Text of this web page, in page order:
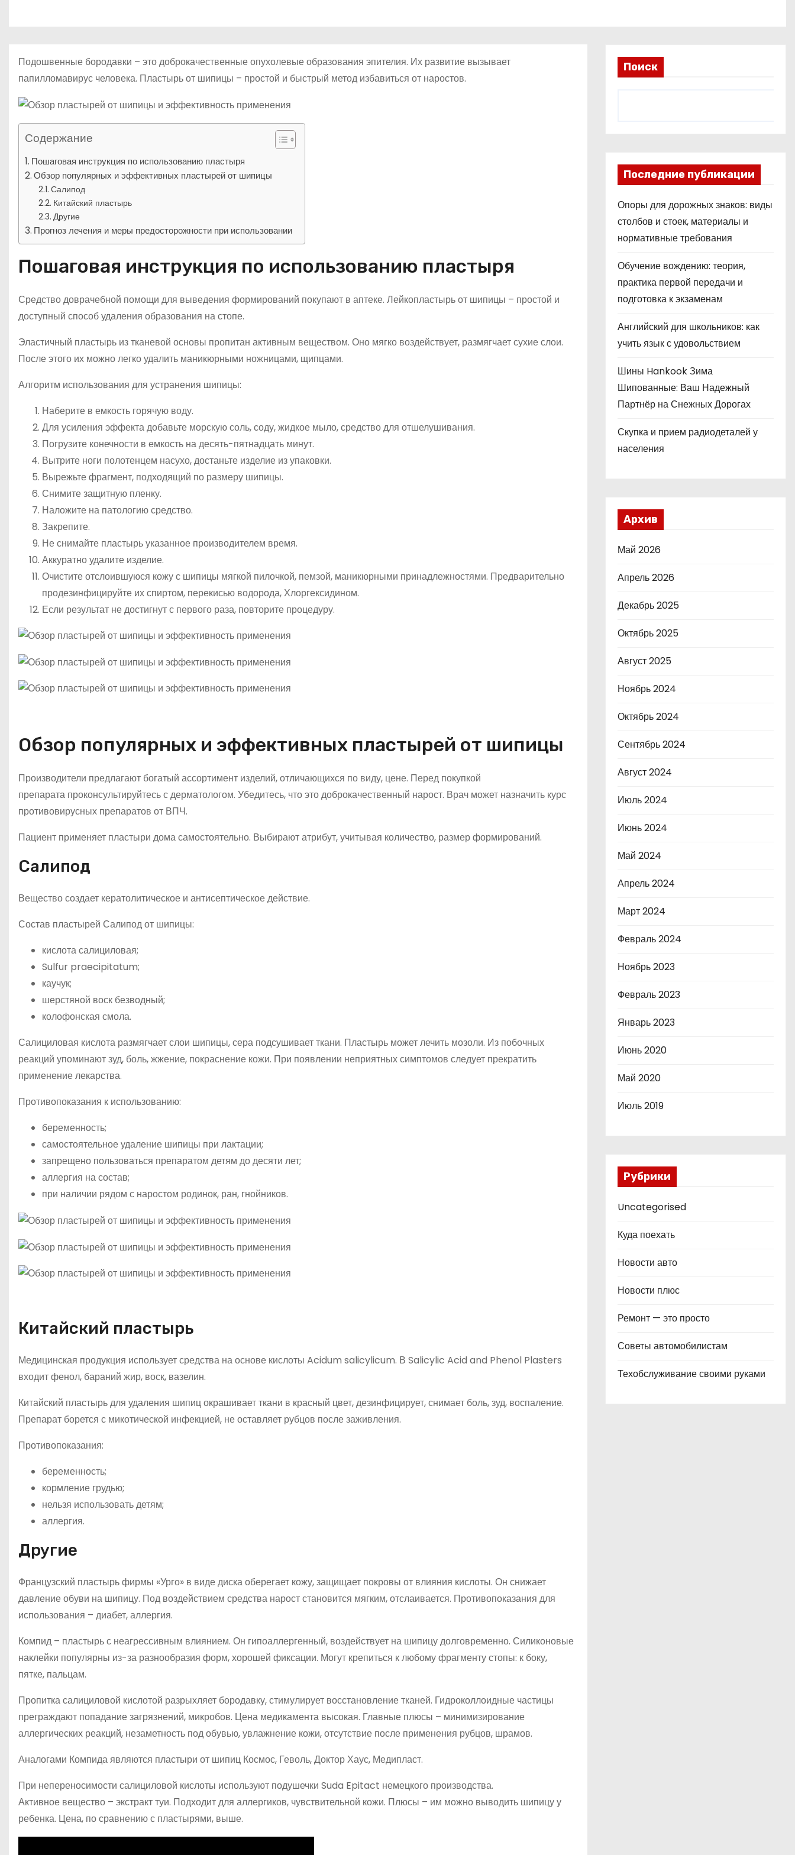
Подошвенные бородавки – это доброкачественные опухолевые образования эпителия. Их развитие вызывает
папилломавирус человека. Пластырь от шипицы – простой и быстрый метод избавиться от наростов.
Содержание
Пошаговая инструкция по использованию пластыря
Обзор популярных и эффективных пластырей от шипицы
Салипод
Китайский пластырь
Другие
Прогноз лечения и меры предосторожности при использовании
Пошаговая инструкция по использованию пластыря
Средство доврачебной помощи для выведения формирований покупают в аптеке. Лейкопластырь от шипицы – простой и
доступный способ удаления образования на стопе.
Эластичный пластырь из тканевой основы пропитан активным веществом. Оно мягко воздействует, размягчает сухие слои.
После этого их можно легко удалить маникюрными ножницами, щипцами.
Алгоритм использования для устранения шипицы:
Наберите в емкость горячую воду.
Для усиления эффекта добавьте морскую соль, соду, жидкое мыло, средство для отшелушивания.
Погрузите конечности в емкость на десять-пятнадцать минут.
Вытрите ноги полотенцем насухо, достаньте изделие из упаковки.
Вырежьте фрагмент, подходящий по размеру шипицы.
Снимите защитную пленку.
Наложите на патологию средство.
Закрепите.
Не снимайте пластырь указанное производителем время.
Аккуратно удалите изделие.
Очистите отслоившуюся кожу с шипицы мягкой пилочкой, пемзой, маникюрными принадлежностями. Предварительно
продезинфицируйте их спиртом, перекисью водорода, Хлоргексидином.
Если результат не достигнут с первого раза, повторите процедуру.
Обзор популярных и эффективных пластырей от шипицы
Производители предлагают богатый ассортимент изделий, отличающихся по виду, цене. Перед покупкой
препарата проконсультируйтесь с дерматологом. Убедитесь, что это доброкачественный нарост. Врач может назначить курс
противовирусных препаратов от ВПЧ.
Пациент применяет пластыри дома самостоятельно. Выбирают атрибут, учитывая количество, размер формирований.
Салипод
Вещество создает кератолитическое и антисептическое действие.
Состав пластырей Салипод от шипицы:
кислота салициловая;
Sulfur praecipitatum;
каучук;
шерстяной воск безводный;
колофонская смола.
Салициловая кислота размягчает слои шипицы, сера подсушивает ткани. Пластырь может лечить мозоли. Из побочных
реакций упоминают зуд, боль, жжение, покраснение кожи. При появлении неприятных симптомов следует прекратить
применение лекарства.
Противопоказания к использованию:
беременность;
самостоятельное удаление шипицы при лактации;
запрещено пользоваться препаратом детям до десяти лет;
аллергия на состав;
при наличии рядом с наростом родинок, ран, гнойников.
Китайский пластырь
Медицинская продукция использует средства на основе кислоты Acidum salicylicum. В Salicylic Acid and Phenol Plasters
входит фенол, бараний жир, воск, вазелин.
Китайский пластырь для удаления шипиц окрашивает ткани в красный цвет, дезинфицирует, снимает боль, зуд, воспаление.
Препарат борется с микотической инфекцией, не оставляет рубцов после заживления.
Противопоказания:
беременность;
кормление грудью;
нельзя использовать детям;
аллергия.
Другие
Французский пластырь фирмы «Урго» в виде диска оберегает кожу, защищает покровы от влияния кислоты. Он снижает
давление обуви на шипицу. Под воздействием средства нарост становится мягким, отслаивается. Противопоказания для
использования – диабет, аллергия.
Компид – пластырь с неагрессивным влиянием. Он гипоаллергенный, воздействует на шипицу долговременно. Силиконовые
наклейки популярны из-за разнообразия форм, хорошей фиксации. Могут крепиться к любому фрагменту стопы: к боку,
пятке, пальцам.
Пропитка салициловой кислотой разрыхляет бородавку, стимулирует восстановление тканей. Гидроколлоидные частицы
преграждают попадание загрязнений, микробов. Цена медикамента высокая. Главные плюсы – минимизирование
аллергических реакций, незаметность под обувью, увлажнение кожи, отсутствие после применения рубцов, шрамов.
Аналогами Компида являются пластыри от шипиц Космос, Геволь, Доктор Хаус, Медипласт.
При непереносимости салициловой кислоты используют подушечки Suda Epitact немецкого производства.
Активное вещество – экстракт туи. Подходит для аллергиков, чувствительной кожи. Плюсы – им можно выводить шипицу у
ребенка. Цена, по сравнению с пластырями, выше.
Поиск
Последние публикации
Опоры для дорожных знаков: виды
столбов и стоек, материалы и
нормативные требования
Обучение вождению: теория,
практика первой передачи и
подготовка к экзаменам
Английский для школьников: как
учить язык с удовольствием
Шины Hankook Зима
Шипованные: Ваш Надежный
Партнёр на Снежных Дорогах
Скупка и прием радиодеталей у
населения
Архив
Май 2026
Апрель 2026
Декабрь 2025
Октябрь 2025
Август 2025
Ноябрь 2024
Октябрь 2024
Сентябрь 2024
Август 2024
Июль 2024
Июнь 2024
Май 2024
Апрель 2024
Март 2024
Февраль 2024
Ноябрь 2023
Февраль 2023
Январь 2023
Июнь 2020
Май 2020
Июль 2019
Рубрики
Uncategorised
Куда поехать
Новости авто
Новости плюс
Ремонт — это просто
Советы автомобилистам
Техобслуживание своими руками